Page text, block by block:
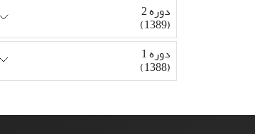
دوره 2
(1389)
دوره 1
(1388)